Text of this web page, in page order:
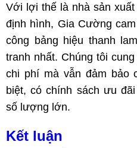
Với lợi thế là nhà sản
định hình, Gia Cường
công bảng hiệu thanh
tranh nhất. Chúng tôi
chi phí mà vẫn đảm bảo
biệt, có chính sách ưu
số lượng lớn.
Kết luận